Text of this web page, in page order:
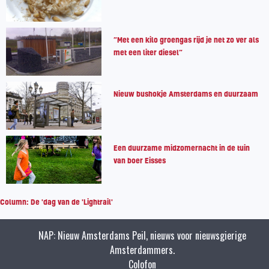
“Met een kilo groengas rijd je net zo ver als
met een liter diesel”
Nieuw bushokje Amsterdams en duurzaam
Een duurzame midzomernacht in de tuin
van boer Eisses
Column: De 'dag van de 'Lightrail'
NAP: Nieuw Amsterdams Peil, nieuws voor nieuwsgierige
Amsterdammers.
Colofon